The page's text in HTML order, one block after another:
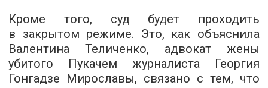
Кроме того, суд будет проходить
в закрытом режиме. Это, как объяснила
Валентина Теличенко, адвокат жены
убитого Пукачем журналиста Георгия
Гонгадзе Мирославы, связано с тем, что